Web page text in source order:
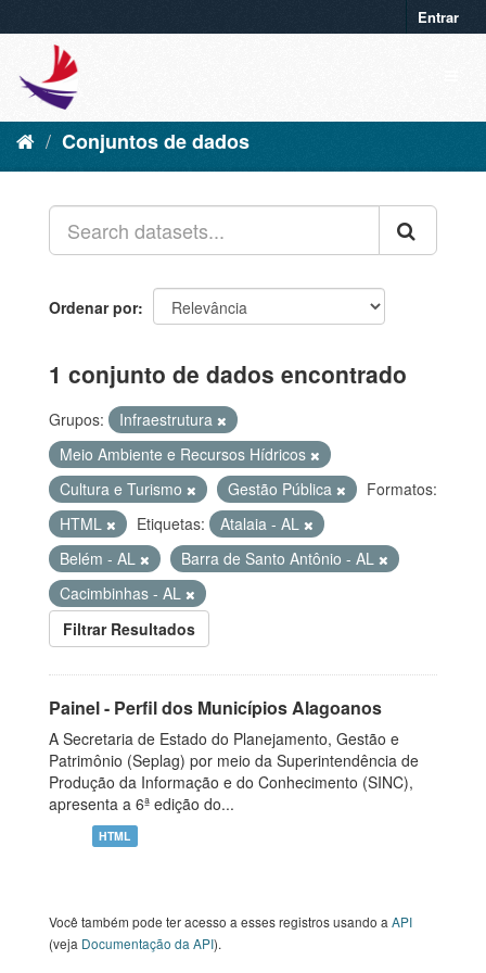
Entrar
Conjuntos de dados
Ordenar por
1 conjunto de dados encontrado
Grupos:
Infraestrutura
Meio Ambiente e Recursos Hídricos
Cultura e Turismo
Gestão Pública
Formatos:
HTML
Etiquetas:
Atalaia - AL
Belém - AL
Barra de Santo Antônio - AL
Cacimbinhas - AL
Filtrar Resultados
Painel - Perfil dos Municípios Alagoanos
A Secretaria de Estado do Planejamento, Gestão e
Patrimônio (Seplag) por meio da Superintendência de
Produção da Informação e do Conhecimento (SINC),
apresenta a 6ª edição do...
HTML
Você também pode ter acesso a esses registros usando a API
(veja Documentação da API).